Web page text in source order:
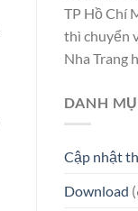
TP Hồ Chí
thì chuyển
Nha Trang
DANH
Cập nhật
Download